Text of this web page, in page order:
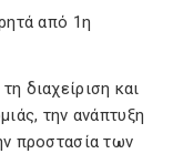
από 1η
διαχείριση και
την ανάπτυξη
προστασία των